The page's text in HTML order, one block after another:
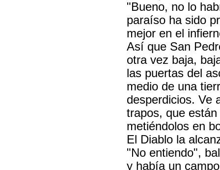
"Bueno, no lo
paraíso ha sido
mejor en el
Así que San
otra vez baja,
las puertas del
medio de una
desperdicios. Ve
trapos, que
metiéndolos en
El Diablo la
"No entiendo",
y había un